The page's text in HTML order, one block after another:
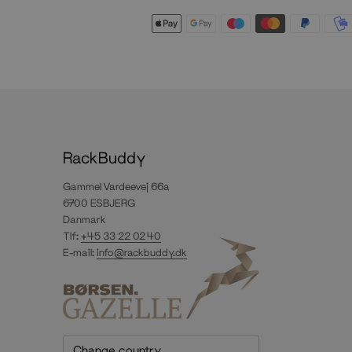
RackBuddy
Gammel Vardeevej 66a
6700 ESBJERG
Danmark
Tlf:+45 33 22 02 40
E-mail:info@rackbuddy.dk